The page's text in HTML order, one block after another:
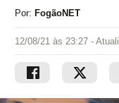
Por: FogãoNET
12/08/21 às 23:27 -